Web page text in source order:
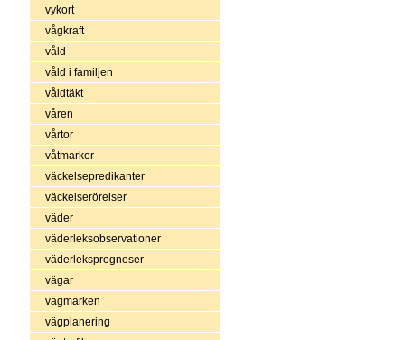
vykort
vågkraft
våld
våld i familjen
våldtäkt
våren
vårtor
våtmarker
väckelsepredikanter
väckelserörelser
väder
väderleksobservationer
väderleksprognoser
vägar
vägmärken
vägplanering